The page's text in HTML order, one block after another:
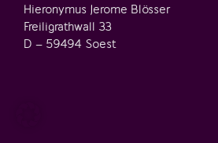
Hieronymus Jerome Blösser
Freiligrathwall 33
D – 59494 Soest